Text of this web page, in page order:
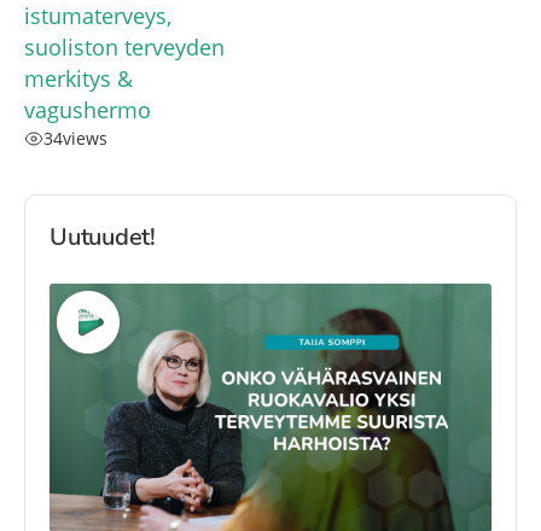
istumaterveys,
suoliston terveyden
merkitys &
vagushermo
34views
Uutuudet!